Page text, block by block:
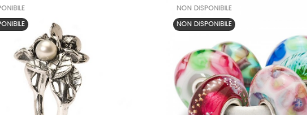
NON DISPONIBILE
NON DISPONIBILE